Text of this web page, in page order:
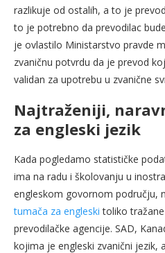
razlikuje od ostalih, a to je
to je potrebno da prevodilac
je ovlastilo Ministarstvo pravde
zvaničnu potvrdu da je prevod
validan za upotrebu u zvanične
Najtraženiji,
za engleski jezik
Kada pogledamo statističke
ima na radu i školovanju u
engleskom govornom području,
tumača za engleski toliko
prevodilačke agencije. SAD,
kojima je engleski zvanični jezik,